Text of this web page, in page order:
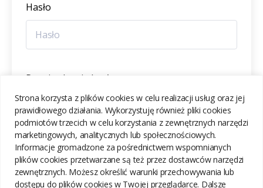
Strona korzysta z plików cookies w celu realizacji usług oraz jej
prawidłowego działania. Wykorzystuję również pliki cookies
podmiotów trzecich w celu korzystania z zewnętrznych narzędzi
marketingowych, analitycznych lub społecznościowych.
Informacje gromadzone za pośrednictwem wspomnianych
plików cookies przetwarzane są też przez dostawców narzędzi
zewnętrznych. Możesz określić warunki przechowywania lub
dostępu do plików cookies w Twojej przeglądarce. Dalsze
Hasło
Potwierdzenie hasła
ZAREJESTRUJ SIĘ